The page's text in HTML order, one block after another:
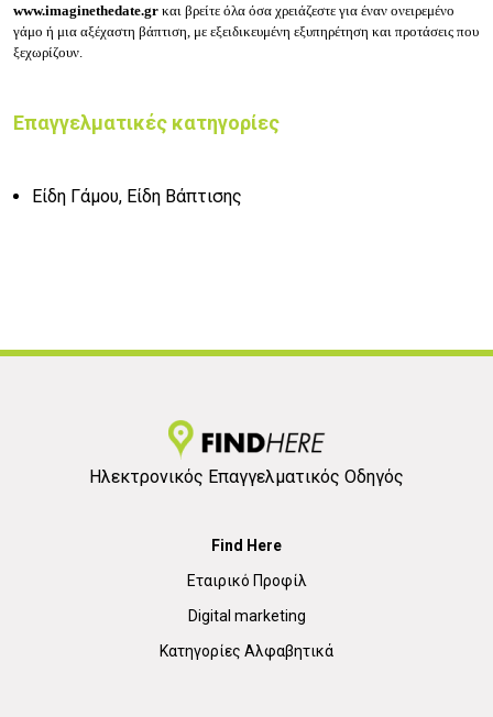
www.imaginethedate.gr και βρείτε όλα όσα χρειάζεστε για έναν ονειρεμένο
γάμο ή μια αξέχαστη βάπτιση, με εξειδικευμένη εξυπηρέτηση και προτάσεις που
ξεχωρίζουν.
Επαγγελματικές κατηγορίες
Είδη Γάμου, Είδη Βάπτισης
Ηλεκτρονικός Επαγγελματικός Οδηγός
Find Here
Εταιρικό Προφίλ
Digital marketing
Κατηγορίες Αλφαβητικά